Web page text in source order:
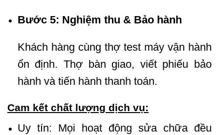
Bước 5: Nghiệm thu & Bảo hành
Khách hàng cùng thợ test máy vận hành
ổn định. Thợ bàn giao, viết phiếu bảo
hành và tiến hành thanh toán.
Cam kết chất lượng dịch vụ:
Uy tín: Mọi hoạt động sửa chữa đều